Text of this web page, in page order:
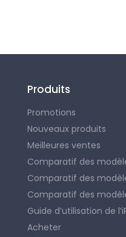
Produits
Promotions
Nouveaux produits
Meilleures ventes
Comparatif des
Comparatif des
Comparatif des
Guide d’utilisation de
Acheter